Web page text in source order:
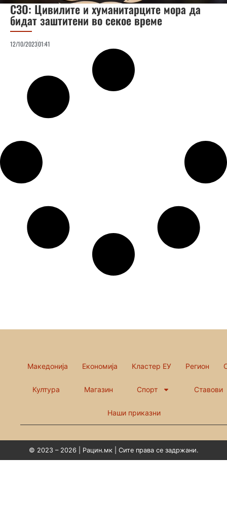
СЗО: Цивилите и хуманитарците мора да
бидат заштитени во секое време
12/10/202301:41
Македонија Економија Кластер ЕУ Регион
Култура Магазин Спорт Ставови
Наши приказни
© 2023 – 2026 | Рацин.мк | Сите права се задржани.